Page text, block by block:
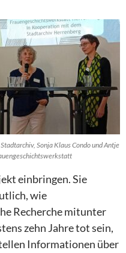
Sonja Klaus Condo und Antje
einbringen. Sie
wie
Recherche mitunter
zehn Jahre tot sein,
Informationen über